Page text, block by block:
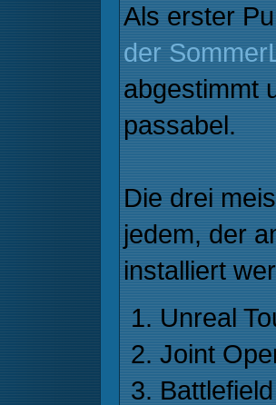
Als erster
der
abgestimmt
passabel.
Die drei
jedem, der
installiert
Unreal
Joint